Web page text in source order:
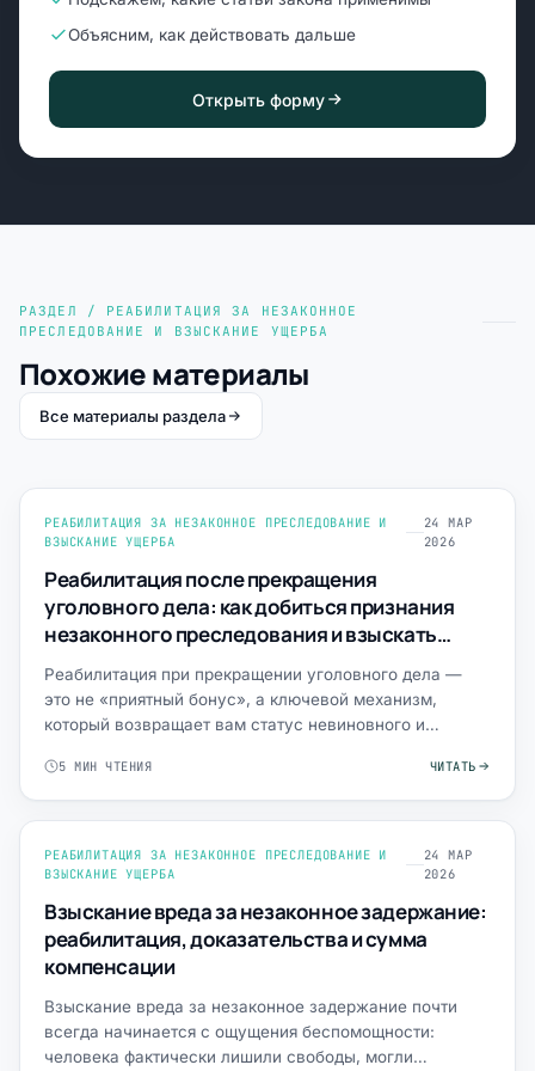
Объясним, как действовать дальше
Открыть форму
РАЗДЕЛ / РЕАБИЛИТАЦИЯ ЗА НЕЗАКОННОЕ
ПРЕСЛЕДОВАНИЕ И ВЗЫСКАНИЕ УЩЕРБА
Похожие материалы
Все материалы раздела
РЕАБИЛИТАЦИЯ ЗА НЕЗАКОННОЕ ПРЕСЛЕДОВАНИЕ И
ВЗЫСКАНИЕ УЩЕРБА
24 МАР
2026
Реабилитация после прекращения
уголовного дела: как добиться признания
незаконного преследования и взыскать
ущерб
Реабилитация при прекращении уголовного дела —
это не «приятный бонус», а ключевой механизм,
который возвращает вам статус невиновного и
5 МИН ЧТЕНИЯ ЧИТАТЬ
РЕАБИЛИТАЦИЯ ЗА НЕЗАКОННОЕ ПРЕСЛЕДОВАНИЕ И
ВЗЫСКАНИЕ УЩЕРБА
24 МАР
2026
Взыскание вреда за незаконное задержание:
реабилитация, доказательства и сумма
компенсации
Взыскание вреда за незаконное задержание почти
всегда начинается с ощущения беспомощности:
человека фактически лишили свободы, могли